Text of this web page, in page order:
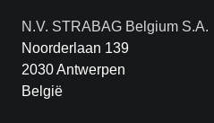
N.V. STRABAG Belgium S.A.
Noorderlaan 139
2030 Antwerpen
België